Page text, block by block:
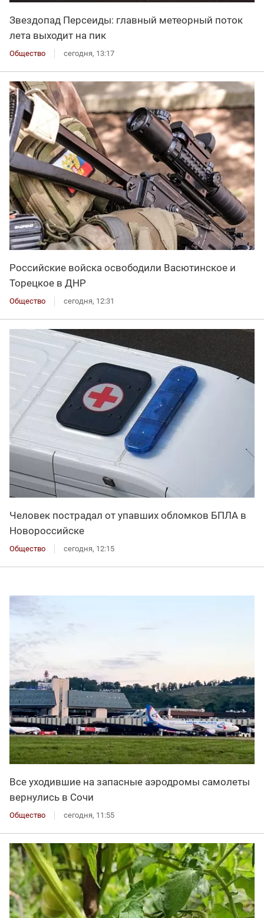
Звездопад Персеиды: главный метеорный поток
лета выходит на пик
Общество сегодня, 13:17
Российские войска освободили Васютинское и
Торецкое в ДНР
Общество сегодня, 12:31
Человек пострадал от упавших обломков БПЛА в
Новороссийске
Общество сегодня, 12:15
Все уходившие на запасные аэродромы самолеты
вернулись в Сочи
Общество сегодня, 11:55